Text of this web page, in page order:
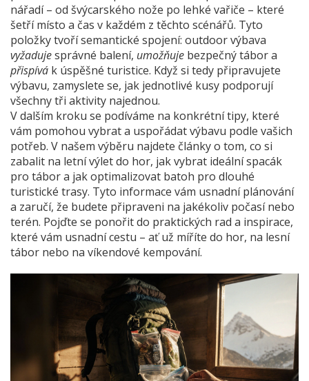
nářadí – od švýcarského nože po lehké vařiče – které
šetří místo a čas v každém z těchto scénářů. Tyto
položky tvoří semantické spojení: outdoor výbava
vyžadujesprávné balení, umožňuje bezpečný tábor a
přispívá k úspěšné turistice. Když si tedy připravujete
výbavu, zamyslete se, jak jednotlivé kusy podporují
všechny tři aktivity najednou.
V dalším kroku se podíváme na konkrétní tipy, které
vám pomohou vybrat a uspořádat výbavu podle vašich
potřeb. V našem výběru najdete články o tom, co si
zabalit na letní výlet do hor, jak vybrat ideální spacák
pro tábor a jak optimalizovat batoh pro dlouhé
turistické trasy. Tyto informace vám usnadní plánování
a zaručí, že budete připraveni na jakékoliv počasí nebo
terén. Pojďte se ponořit do praktických rad a inspirace,
které vám usnadní cestu – ať už míříte do hor, na lesní
tábor nebo na víkendové kempování.